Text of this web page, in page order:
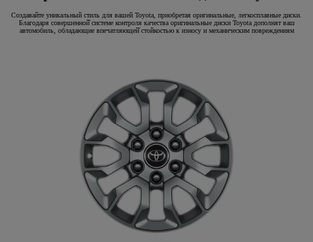
Создавайте уникальный стиль для вашей Toyota, приобретая оригинальные, легкосплавные диски.
Благодаря совершенной̆ системе контроля качества оригинальные диски Toyota дополнят ваш
автомобиль, обладающие впечатляющей̆ стойкостью к износу и механическим повреждениям